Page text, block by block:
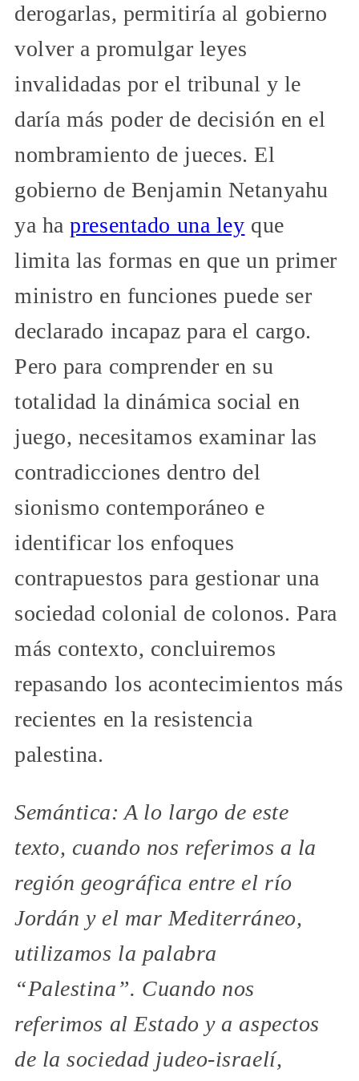
derogarlas, permitiría al gobierno
volver a promulgar leyes
invalidadas por el tribunal y le
daría más poder de decisión en el
nombramiento de jueces. El
gobierno de Benjamin Netanyahu
ya hapresentado una ley que
limita las formas en que un primer
ministro en funciones puede ser
declarado incapaz para el cargo.
Pero para comprender en su
totalidad la dinámica social en
juego, necesitamos examinar las
contradicciones dentro del
sionismo contemporáneo e
identificar los enfoques
contrapuestos para gestionar una
sociedad colonial de colonos. Para
más contexto, concluiremos
repasando los acontecimientos más
recientes en la resistencia
palestina.
Semántica: A lo largo de este
texto, cuando nos referimos a la
región geográfica entre el río
Jordán y el mar Mediterráneo,
utilizamos la palabra
“Palestina”. Cuando nos
referimos al Estado y a aspectos
de la sociedad judeo-israelí,